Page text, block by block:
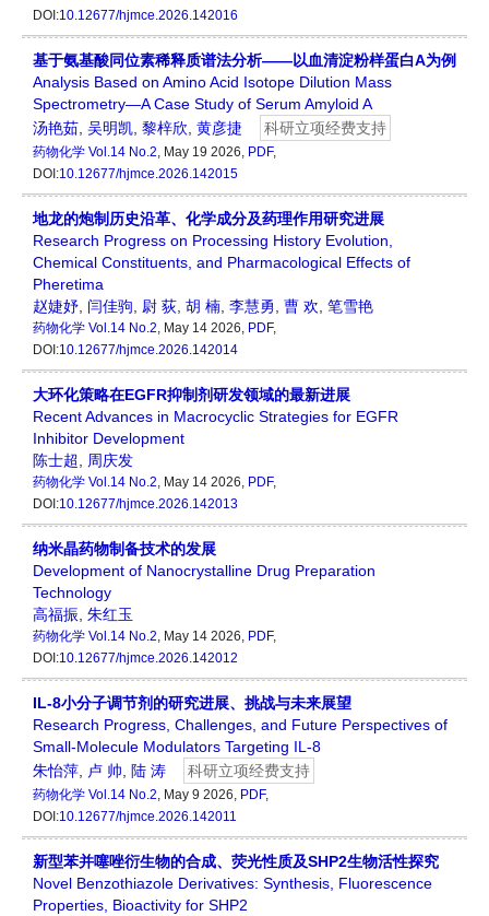
DOI:10.12677/hjmce.2026.142016
基于氨基酸同位素稀释质谱法分析——以血清淀粉样蛋白A为例
Analysis Based on Amino Acid Isotope Dilution Mass
Spectrometry—A Case Study of Serum Amyloid A
汤艳茹 吴明凯 黎梓欣 黄彦捷 科研立项经费支持
药物化学 Vol.14 No.2, May 19 2026, PDF,
DOI:10.12677/hjmce.2026.142015
地龙的炮制历史沿革、化学成分及药理作用研究进展
Research Progress on Processing History Evolution,
Chemical Constituents, and Pharmacological Effects of
Pheretima
赵婕妤 闫佳驹 尉 荻 胡 楠 李慧勇 曹 欢 笔雪艳
药物化学 Vol.14 No.2, May 14 2026, PDF,
DOI:10.12677/hjmce.2026.142014
大环化策略在EGFR抑制剂研发领域的最新进展
Recent Advances in Macrocyclic Strategies for EGFR
Inhibitor Development
陈士超
周庆发
药物化学 Vol.14 No.2, May 14 2026, PDF,
DOI:10.12677/hjmce.2026.142013
纳米晶药物制备技术的发展
Development of Nanocrystalline Drug Preparation
Technology
高福振 朱红玉
药物化学 Vol.14 No.2, May 14 2026, PDF,
DOI:10.12677/hjmce.2026.142012
IL-8小分子调节剂的研究进展、挑战与未来展望
Research Progress, Challenges, and Future Perspectives of
Small-Molecule Modulators Targeting IL-8
朱怡萍
卢 帅 陆 涛 科研立项经费支持
药物化学 Vol.14 No.2, May 9 2026, PDF,
DOI:10.12677/hjmce.2026.142011
新型苯并噻唑衍生物的合成、荧光性质及SHP2生物活性探究
Novel Benzothiazole Derivatives: Synthesis, Fluorescence
Properties, Bioactivity for SHP2